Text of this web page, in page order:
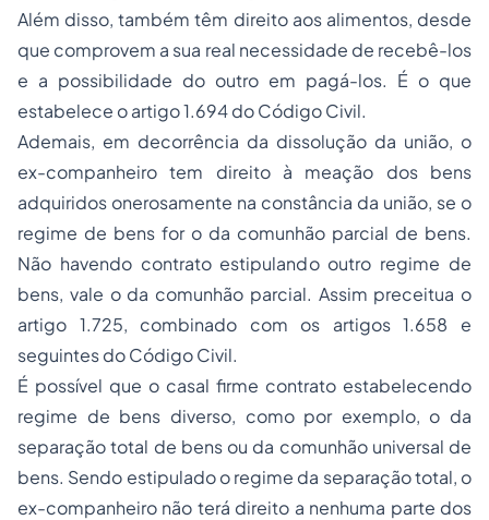
Além disso, também têm direito aos alimentos, desde
que comprovem a sua real necessidade de recebê-los
e a possibilidade do outro em pagá-los. É o que
estabelece o artigo 1.694 do Código Civil.
Ademais, em decorrência da dissolução da união, o
ex-companheiro tem direito à meação dos bens
adquiridos onerosamente na constância da união, se o
regime de bens for o da comunhão parcial de bens.
Não havendo contrato estipulando outro regime de
bens, vale o da comunhão parcial. Assim preceitua o
artigo 1.725, combinado com os artigos 1.658 e
seguintes do Código Civil.
É possível que o casal firme contrato estabelecendo
regime de bens diverso, como por exemplo, o da
separação total de bens ou da comunhão universal de
bens. Sendo estipulado o regime da separação total, o
ex-companheiro não terá direito a nenhuma parte dos